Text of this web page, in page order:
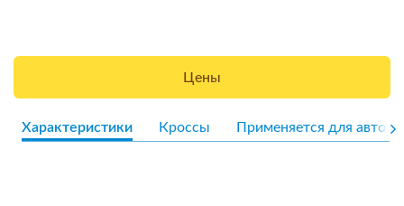
Цены
Характеристики Кроссы Применяется для авто